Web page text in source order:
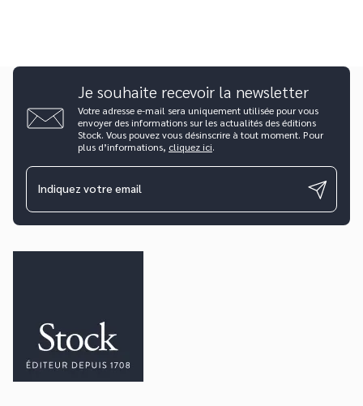
Je souhaite recevoir la newsletter
Votre adresse e-mail sera uniquement utilisée pour vous
envoyer des informations sur les actualités des éditions
Stock. Vous pouvez vous désinscrire à tout moment. Pour
plus d’informations, cliquez ici.
Indiquez votre email